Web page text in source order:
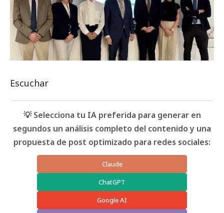
Escuchar
💡 Selecciona tu IA preferida para generar en
segundos un análisis completo del contenido y una
propuesta de post optimizado para redes sociales:
Claude
ChatGPT
Google AI